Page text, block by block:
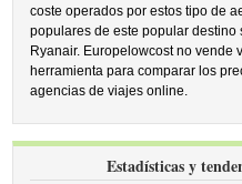
coste operados por estos tipo de
populares de este popular destino
Ryanair. Europelowcost no vende
herramienta para comparar los
agencias de viajes online.
Estadísticas y